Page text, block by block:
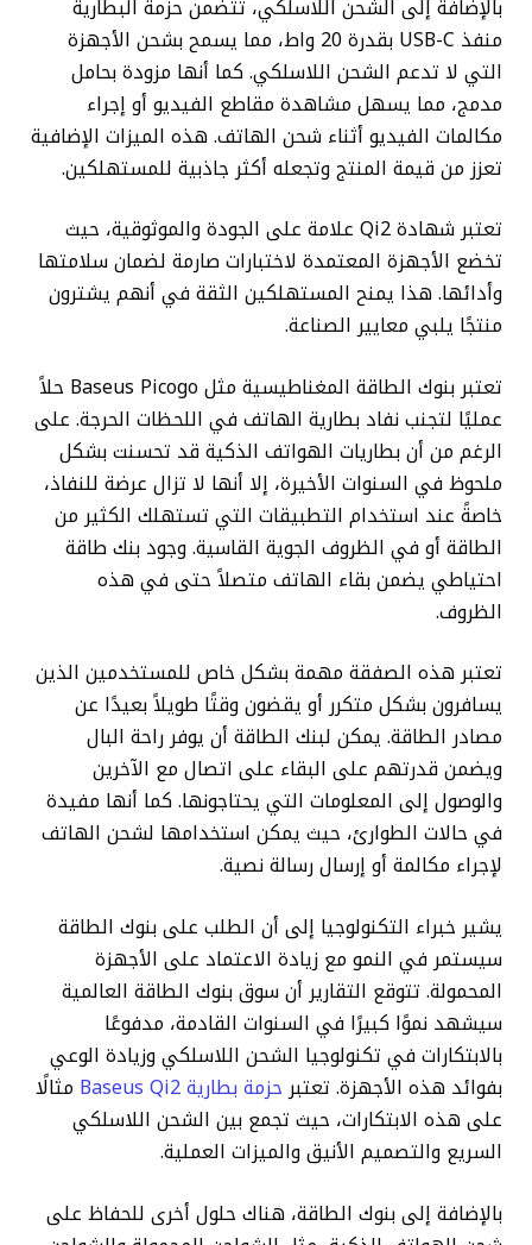
بالإضافة إلى الشحن اللاسلكي، تتضمن حزمة البطارية
منفذ USB-C بقدرة 20 واط، مما يسمح بشحن الأجهزة
التي لا تدعم الشحن اللاسلكي. كما أنها مزودة بحامل
مدمج، مما يسهل مشاهدة مقاطع الفيديو أو إجراء
مكالمات الفيديو أثناء شحن الهاتف. هذه الميزات الإضافية
تعزز من قيمة المنتج وتجعله أكثر جاذبية للمستهلكين.
تعتبر شهادة Qi2 علامة على الجودة والموثوقية، حيث
تخضع الأجهزة المعتمدة لاختبارات صارمة لضمان سلامتها
وأدائها. هذا يمنح المستهلكين الثقة في أنهم يشترون
منتجًا يلبي معايير الصناعة.
تعتبر بنوك الطاقة المغناطيسية مثل Baseus Picogo حلاً
عمليًا لتجنب نفاد بطارية الهاتف في اللحظات الحرجة. على
الرغم من أن بطاريات الهواتف الذكية قد تحسنت بشكل
ملحوظ في السنوات الأخيرة، إلا أنها لا تزال عرضة للنفاذ،
خاصةً عند استخدام التطبيقات التي تستهلك الكثير من
الطاقة أو في الظروف الجوية القاسية. وجود بنك طاقة
احتياطي يضمن بقاء الهاتف متصلاً حتى في هذه
الظروف.
تعتبر هذه الصفقة مهمة بشكل خاص للمستخدمين الذين
يسافرون بشكل متكرر أو يقضون وقتًا طويلاً بعيدًا عن
مصادر الطاقة. يمكن لبنك الطاقة أن يوفر راحة البال
ويضمن قدرتهم على البقاء على اتصال مع الآخرين
والوصول إلى المعلومات التي يحتاجونها. كما أنها مفيدة
في حالات الطوارئ، حيث يمكن استخدامها لشحن الهاتف
لإجراء مكالمة أو إرسال رسالة نصية.
يشير خبراء التكنولوجيا إلى أن الطلب على بنوك الطاقة
سيستمر في النمو مع زيادة الاعتماد على الأجهزة
المحمولة. تتوقع التقارير أن سوق بنوك الطاقة العالمية
سيشهد نموًا كبيرًا في السنوات القادمة، مدفوعًا
بالابتكارات في تكنولوجيا الشحن اللاسلكي وزيادة الوعي
بفوائد هذه الأجهزة. تعتبرحزمة بطارية Baseus Qi2
مثالًا
على هذه الابتكارات، حيث تجمع بين الشحن اللاسلكي
السريع والتصميم الأنيق والميزات العملية.
بالإضافة إلى بنوك الطاقة، هناك حلول أخرى للحفاظ على